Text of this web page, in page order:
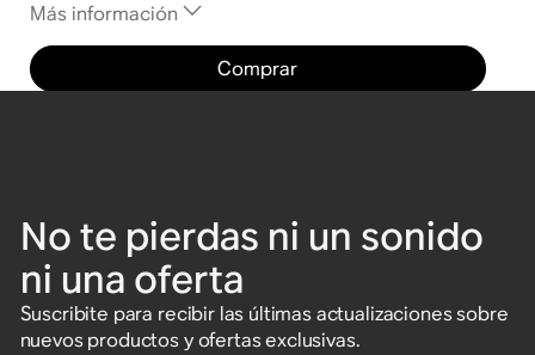
Más información
Comprar
No te pierdas ni un sonido
ni una oferta
Suscribite para recibir las últimas actualizaciones sobre
nuevos productos y ofertas exclusivas.